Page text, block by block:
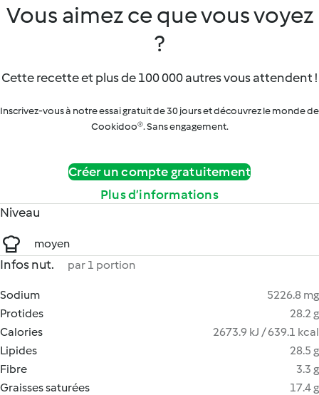
Vous aimez ce que vous voyez
?
Cette recette et plus de 100 000 autres vous attendent !
Inscrivez-vous à notre essai gratuit de 30 jours et découvrez le monde de
Cookidoo®. Sans engagement.
Créer un compte gratuitement
Plus d’informations
Niveau
moyen
Infos nut. par 1 portion
Sodium
5226.8 mg
Protides
28.2 g
Calories
2673.9 kJ / 639.1 kcal
Lipides
28.5 g
Fibre
3.3 g
Graisses saturées
17.4 g